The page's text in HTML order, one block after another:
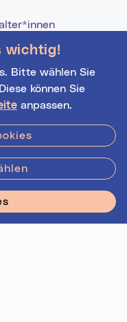
wichtig!
Bitte wählen Sie
können Sie
anpassen.